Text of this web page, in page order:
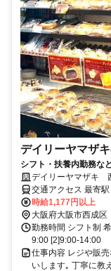
デイリーヤマザ
シフト・扶養内勤務な
校などプライベートと
デイリーヤマザキ
時給1,177円以上
大阪府大阪市西成区
勤務時間 シフト制
9:00 [2]9:00-14:00
仕事内容 レジや販
いします｡ 丁寧に教